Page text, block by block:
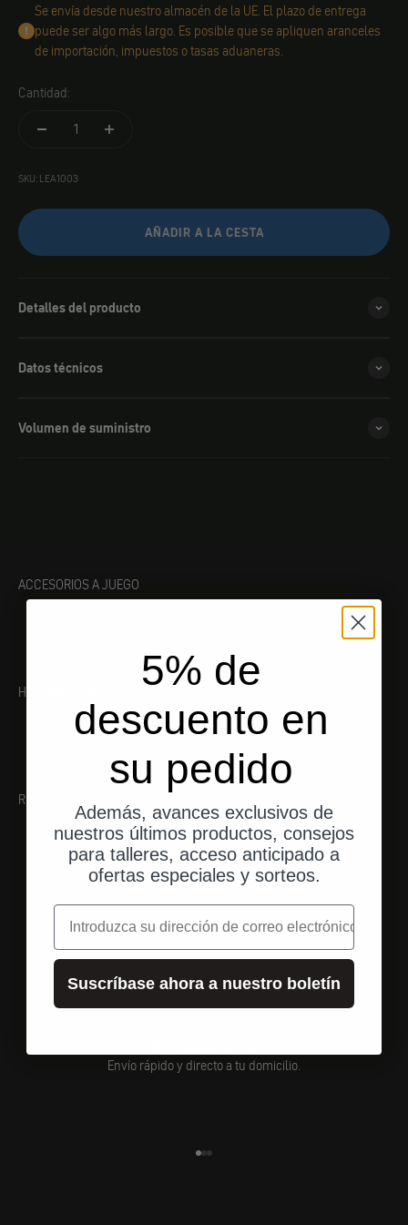
Se envía desde nuestro almacén de la UE. El plazo de entrega
puede ser algo más largo. Es posible que se apliquen aranceles
de importación, impuestos o tasas aduaneras.
Cantidad:
SKU: LEA1003
AÑADIR A LA CESTA
Detalles del producto
Datos técnicos
Volumen de suministro
ACCESORIOS A JUEGO
HERRAMIENTA ADECUADA
RECOMENDACIONES
Envío rápido y directo a tu domicilio.
5% de
descuento en
su pedido
Además, avances exclusivos de
nuestros últimos productos, consejos
para talleres, acceso anticipado a
ofertas especiales y sorteos.
correo electrónico
Suscríbase ahora a nuestro boletín